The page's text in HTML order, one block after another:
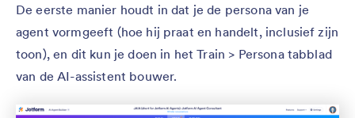
De eerste manier houdt in dat je de persona van je
agent vormgeeft (hoe hij praat en handelt, inclusief zijn
toon), en dit kun je doen in het Train > Persona tabblad
van de AI-assistent bouwer.